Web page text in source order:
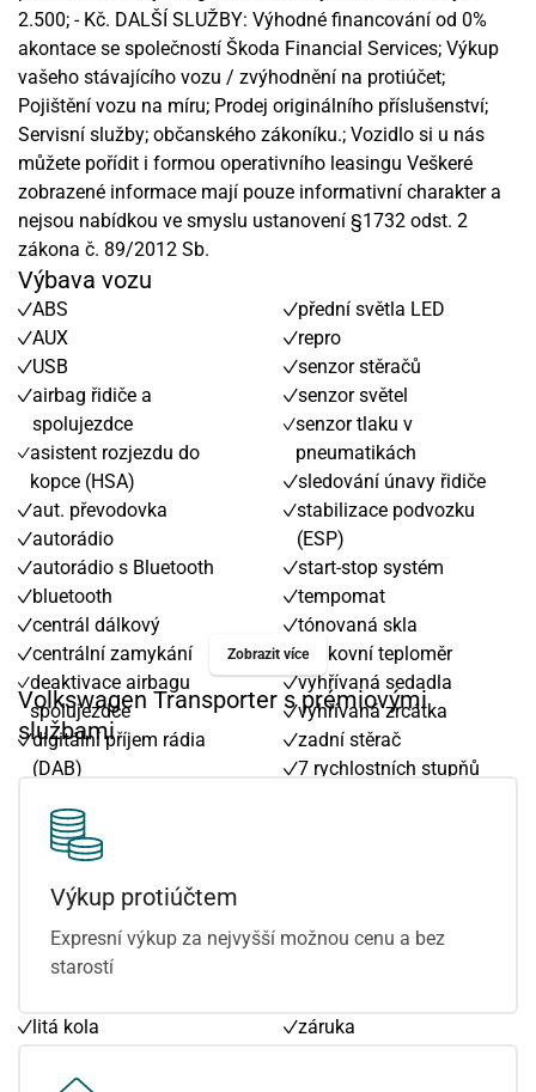
2.500; - Kč. DALŠÍ SLUŽBY: Výhodné financování od 0%
akontace se společností Škoda Financial Services; Výkup
vašeho stávajícího vozu / zvýhodnění na protiúčet;
Pojištění vozu na míru; Prodej originálního příslušenství;
Servisní služby; občanského zákoníku.; Vozidlo si u nás
můžete pořídit i formou operativního leasingu Veškeré
zobrazené informace mají pouze informativní charakter a
nejsou nabídkou ve smyslu ustanovení §1732 odst. 2
zákona č. 89/2012 Sb.
Výbava vozu
ABS
AUX
USB
airbag řidiče a
spolujezdce
asistent rozjezdu do
kopce (HSA)
aut. převodovka
autorádio
autorádio s Bluetooth
bluetooth
centrál dálkový
centrální zamykání
deaktivace airbagu
spolujezdce
digitální příjem rádia
(DAB)
el. okna
el. zrcátka
hands free
imobilizér
indikátor parkování
klimatizace
litá kola
malý kožený paket
přední světla LED
repro
senzor stěračů
senzor světel
senzor tlaku v
pneumatikách
sledování únavy řidiče
stabilizace podvozku
(ESP)
start-stop systém
tempomat
tónovaná skla
venkovní teploměr
vyhřívaná sedadla
vyhřívaná zrcátka
zadní stěrač
7 rychlostních stupňů
palubního počítače
záruka
Zobrazit více
Volkswagen Transporter s prémiovými
službami
Výkup protiúčtem
Expresní výkup za nejvyšší možnou cenu a bez
starostí